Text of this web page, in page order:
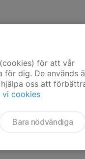
för att vår
för dig. De används
oss att
vi cookies
Bara nödvändiga